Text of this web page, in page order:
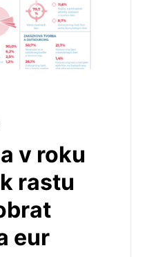
v roku
rastu
eur